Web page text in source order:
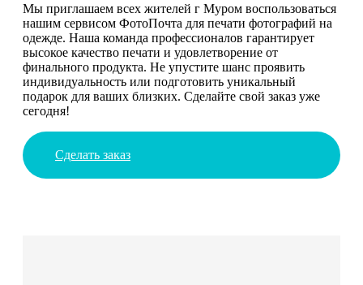
Мы приглашаем всех жителей г Муром воспользоваться
нашим сервисом ФотоПочта для печати фотографий на
одежде. Наша команда профессионалов гарантирует
высокое качество печати и удовлетворение от
финального продукта. Не упустите шанс проявить
индивидуальность или подготовить уникальный
подарок для ваших близких. Сделайте свой заказ уже
сегодня!
Сделать заказ